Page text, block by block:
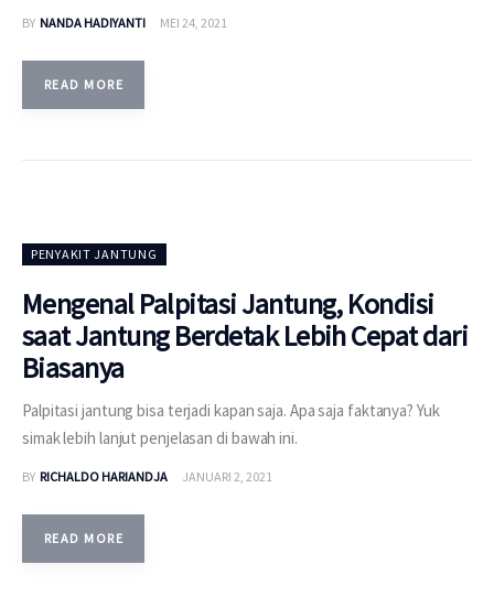
Berita
Layanan
BY NANDA HADIYANTI MEI 24, 2021
READ MORE
PENYAKIT JANTUNG
Mengenal Palpitasi Jantung, Kondisi
saat Jantung Berdetak Lebih Cepat dari
Biasanya
Palpitasi jantung bisa terjadi kapan saja. Apa saja faktanya? Yuk
simak lebih lanjut penjelasan di bawah ini.
BY RICHALDO HARIANDJA JANUARI 2, 2021
READ MORE